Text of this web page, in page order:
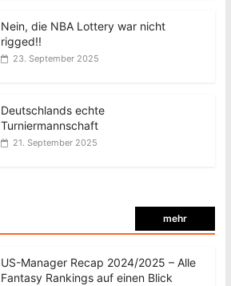
Nein, die NBA Lottery war nicht
rigged!!
23. September 2025
Deutschlands echte
Turniermannschaft
21. September 2025
mehr
US-Manager Recap 2024/2025 – Alle
Fantasy Rankings auf einen Blick